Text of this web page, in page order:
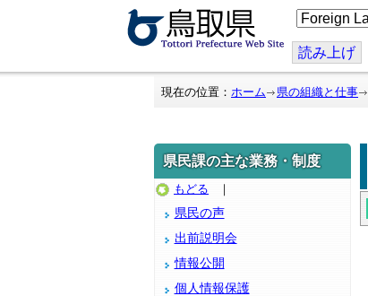
こ
の
ジ
を
翻
読み上げ
現在の位置： ホーム 県の組織と仕事
県民課の主な業務・制度
もどる ｜
県民の声
出前説明会
情報公開
個人情報保護